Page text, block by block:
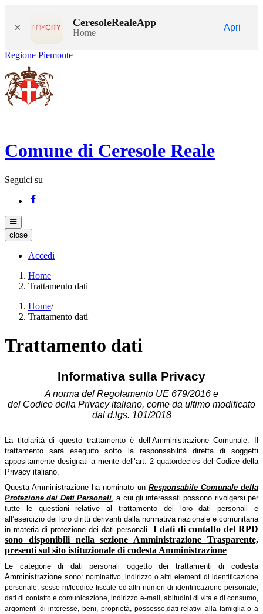
× CeresoleRealeApp
Home
Apri
Regione Piemonte
Comune di Ceresole Reale
Seguici su
close
Accedi
Home
Trattamento dati
Home/
Trattamento dati
Trattamento dati
Informativa sulla Privacy
A norma del Regolamento UE 679/2016 e
del Codice della Privacy italiano, come da ultimo modificato
dal d.lgs. 101/2018
La titolarità di questo trattamento è dell’Amministrazione Comunale. Il
trattamento sarà eseguito sotto la responsabilità diretta di soggetti
appositamente designati a mente dell’art. 2 quatordecies del Codice della
Privacy italiano.
Questa Amministrazione ha nominato un Responsabile Comunale della
Protezione dei Dati Personali, a cui gli interessati possono rivolgersi per
tutte le questioni relative al trattamento dei loro dati personali e
all’esercizio dei loro diritti derivanti dalla normativa nazionale e comunitaria
in materia di protezione dei dati personali. I dati di contatto del RPD
sono disponibili nella sezione Amministrazione Trasparente,
presenti sul sito istituzionale di codesta Amministrazione
Le categorie di dati personali oggetto dei trattamenti di codesta
Amministrazione sono: nominativo, indirizzo o altri elementi di identificazione
personale, sesso m/fcodice fiscale ed altri numeri di identificazione personale,
dati di contatto e comunicazione, indirizzo e-mail, abitudini di vita e di consumo,
argomenti di interesse,beni, proprietà, possesso, dati relativi alla famiglia o a